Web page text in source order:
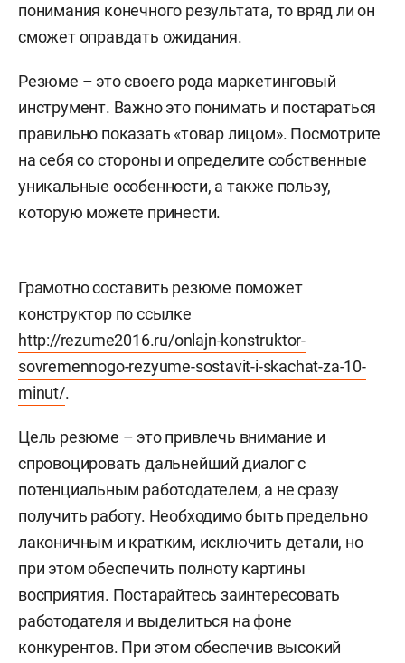
понимания конечного результата, то вряд ли он
сможет оправдать ожидания.
Резюме – это своего рода маркетинговый
инструмент. Важно это понимать и постараться
правильно показать «товар лицом». Посмотрите
на себя со стороны и определите собственные
уникальные особенности, а также пользу,
которую можете принести.
Грамотно составить резюме поможет
конструктор по ссылке
http://rezume2016.ru/onlajn-konstruktor-
sovremennogo-rezyume-sostavit-i-skachat-za-10-
minut/.
Цель резюме – это привлечь внимание и
спровоцировать дальнейший диалог с
потенциальным работодателем, а не сразу
получить работу. Необходимо быть предельно
лаконичным и кратким, исключить детали, но
при этом обеспечить полноту картины
восприятия. Постарайтесь заинтересовать
работодателя и выделиться на фоне
конкурентов. При этом обеспечив высокий